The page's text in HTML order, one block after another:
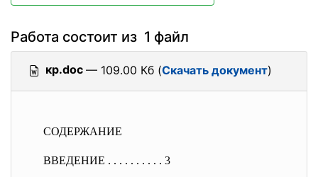
Работа состоит из 1 файл
кр.doc — 109.00 Кб (Скачать документ)
СОДЕРЖАНИЕ
ВВЕДЕНИЕ . . . . . . . . . . 3